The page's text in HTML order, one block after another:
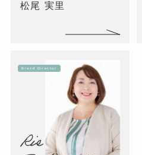
松尾 実里
Brand Director
Rie